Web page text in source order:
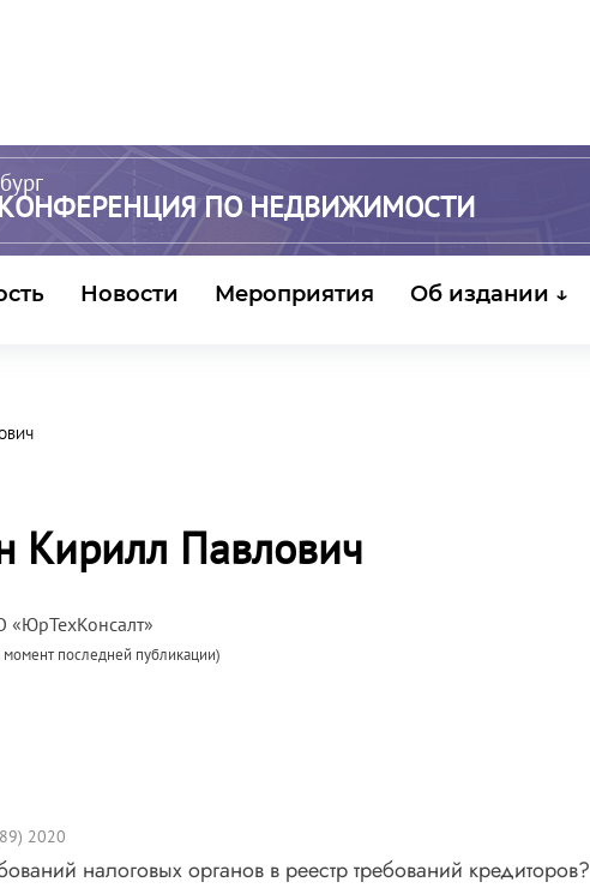
ПО НЕДВИЖИМОСТИ
Новости Мероприятия Об издании ↓
Кирилл Павлович
момент последней публикации)
2020
налоговых органов в реестр требований кредиторов?